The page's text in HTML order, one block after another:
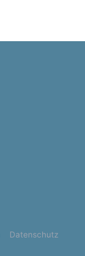
Datenschutz